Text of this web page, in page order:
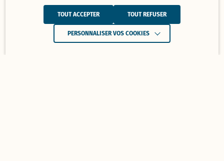
TOUT ACCEPTER TOUT REFUSER
PERSONNALISER VOS COOKIES